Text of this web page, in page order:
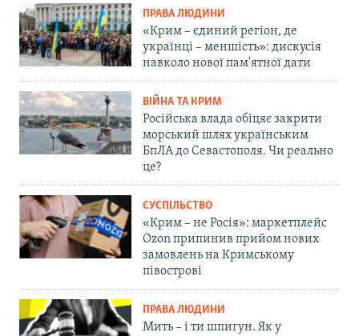
ПРАВА ЛЮДИНИ
«Крим – єдиний регіон, де
українці – меншість»: дискусія
навколо нової пам'ятної дати
ВІЙНА ТА КРИМ
Російська влада обіцяє закрити
морський шлях українським
БпЛА до Севастополя. Чи реально
це?
СУСПІЛЬСТВО
«Крим – не Росія»: маркетплейс
Ozon припинив прийом нових
замовлень на Кримському
півострові
ПРАВА ЛЮДИНИ
Мить – і ти шпигун. Як у